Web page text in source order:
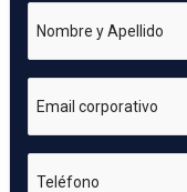
Nombre y Apellido
Email corporativo
Teléfono